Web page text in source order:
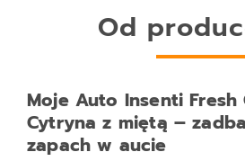
Od
Moje Auto Insenti Fresh
Cytryna z miętą –
zapach w aucie